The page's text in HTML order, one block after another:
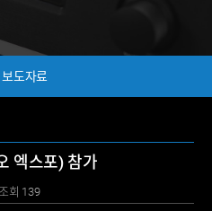
도자료
엑스포) 참가
회 139